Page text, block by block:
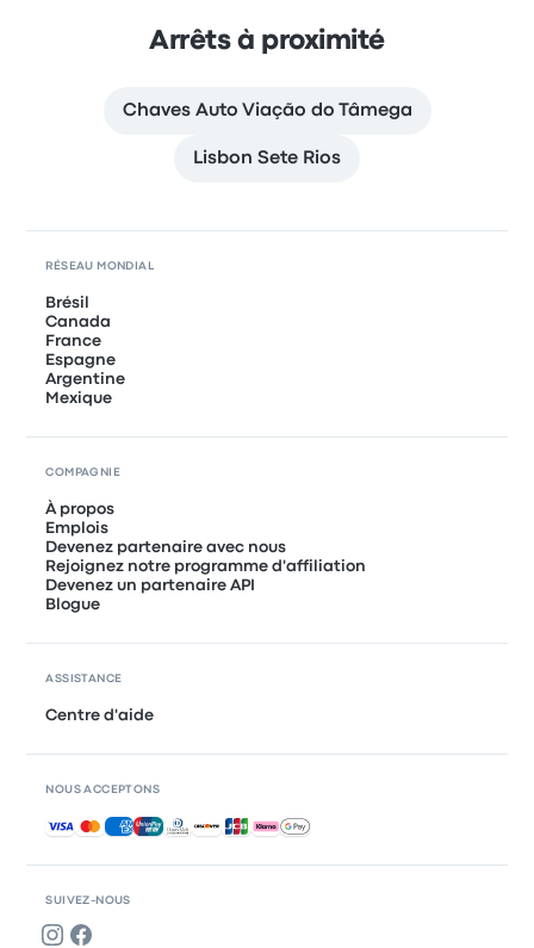
Arrêts à proximité
Chaves Auto Viação do Tâmega
Lisbon Sete Rios
SUIVEZ-NOUS
RÉSEAU MONDIAL
Brésil
Canada
France
Espagne
Argentine
Mexique
COMPAGNIE
À propos
Emplois
Devenez partenaire avec nous
Rejoignez notre programme d'affiliation
Devenez un partenaire API
Blogue
ASSISTANCE
Centre d'aide
NOUS ACCEPTONS
Paiements acceptés